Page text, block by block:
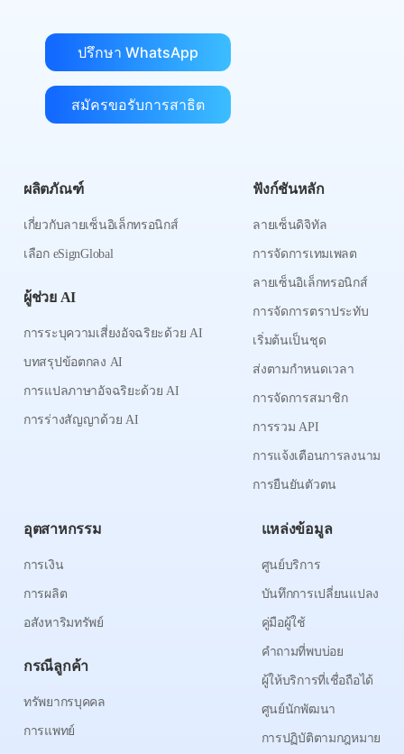
ปรึกษา WhatsApp
สมัครขอรับการสาธิต
ผลิตภัณฑ์
เกี่ยวกับลายเซ็นอิเล็กทรอนิกส์
เลือก eSignGlobal
ผู้ช่วย AI
การระบุความเสี่ยงอัจฉริยะด้วย AI
บทสรุปข้อตกลง AI
การแปลภาษาอัจฉริยะด้วย AI
การร่างสัญญาด้วย AI
ฟังก์ชันหลัก
ลายเซ็นดิจิทัล
การจัดการเทมเพลต
ลายเซ็นอิเล็กทรอนิกส์
การจัดการตราประทับ
เริ่มต้นเป็นชุด
ส่งตามกำหนดเวลา
การจัดการสมาชิก
การรวม API
การแจ้งเตือนการลงนาม
การยืนยันตัวตน
อุตสาหกรรม
การเงิน
การผลิต
อสังหาริมทรัพย์
กรณีลูกค้า
ทรัพยากรบุคคล
การแพทย์
แหล่งข้อมูล
ศูนย์บริการ
บันทึกการเปลี่ยนแปลง
คู่มือผู้ใช้
คำถามที่พบบ่อย
ผู้ให้บริการที่เชื่อถือได้
ศูนย์นักพัฒนา
การปฏิบัติตามกฎหมาย